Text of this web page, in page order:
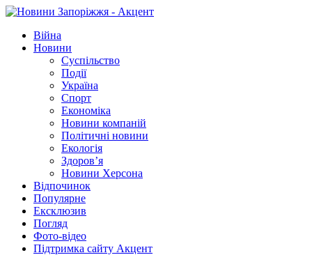
Війна
Новини
Суспільство
Події
Україна
Спорт
Економіка
Новини компаній
Політичні новини
Екологія
Здоров’я
Новини Херсона
Відпочинок
Популярне
Ексклюзив
Погляд
Фото-відео
Підтримка сайту Акцент